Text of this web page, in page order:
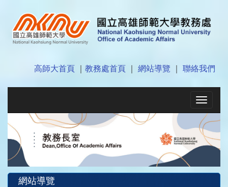
高師大首頁 教務處首頁 網站導覽 聯絡我們
Toggle
網站導覽